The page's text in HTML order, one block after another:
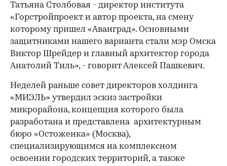
Татьяна Столбовая - директор института
«Горстройпроект и автор проекта, на смену
которому пришел «Аванград». Основными
защитниками нашего варианта стали мэр Омска
Виктор Шрейдер и главный архитектор города
Анатолий Тиль», - говорит Алексей Пашкевич.
Неделей раньше совет директоров холдинга
«МИЭЛЬ» утвердил эскиз застройки
микрорайона, концепция которого была
разработана и представлена архитектурным
бюро «Остоженка» (Москва),
специализирующимся на комплексном
освоении городских территорий, а также